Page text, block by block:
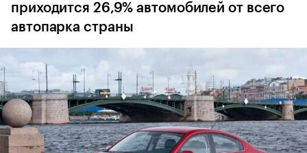
приходится 26,9% автомобилей от всего
автопарка страны